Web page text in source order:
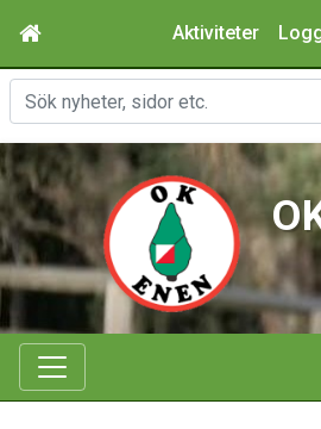
Aktiviteter